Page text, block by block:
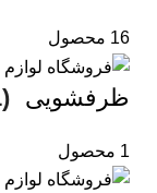
16 محصول
ظرفشویی (1)
1 محصول